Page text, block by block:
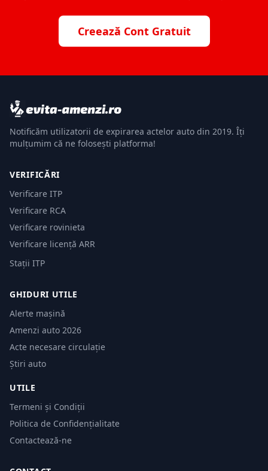
Creează Cont Gratuit
Notificăm utilizatorii de expirarea actelor auto din 2019. Îți
mulțumim că ne folosești platforma!
VERIFICĂRI
Verificare ITP
Verificare RCA
Verificare rovinieta
Verificare licență ARR
Stații ITP
GHIDURI UTILE
Alerte mașină
Amenzi auto 2026
Acte necesare circulație
Știri auto
UTILE
Termeni și Condiții
Politica de Confidențialitate
Contactează-ne